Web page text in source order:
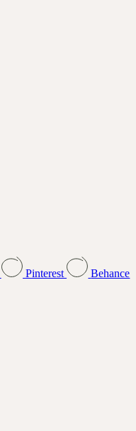
Pinterest Behance